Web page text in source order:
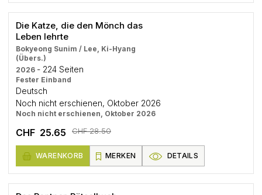
Die Katze, die den Mönch das
Leben lehrte
Bokyeong Sunim / Lee, Ki-Hyang
(Übers.)
2026 - 224 Seiten
Fester Einband
Deutsch
Noch nicht erschienen, Oktober 2026
Noch nicht erschienen, Oktober 2026
CHF 25.65 CHF 28.50
WARENKORB MERKEN DETAILS